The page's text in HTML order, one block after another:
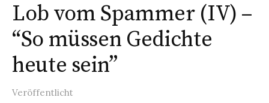
Lob vom Spammer (IV) –
“So müssen Gedichte
heute sein”
Veröffentlicht